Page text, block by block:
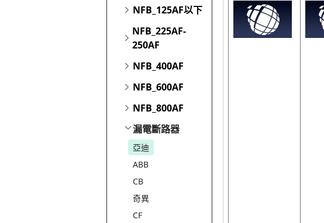
NFB_125AF以下
NFB_225AF-
250AF
NFB_400AF
NFB_600AF
NFB_800AF
漏電斷路器
亞迪
ABB
CB
奇異
CF